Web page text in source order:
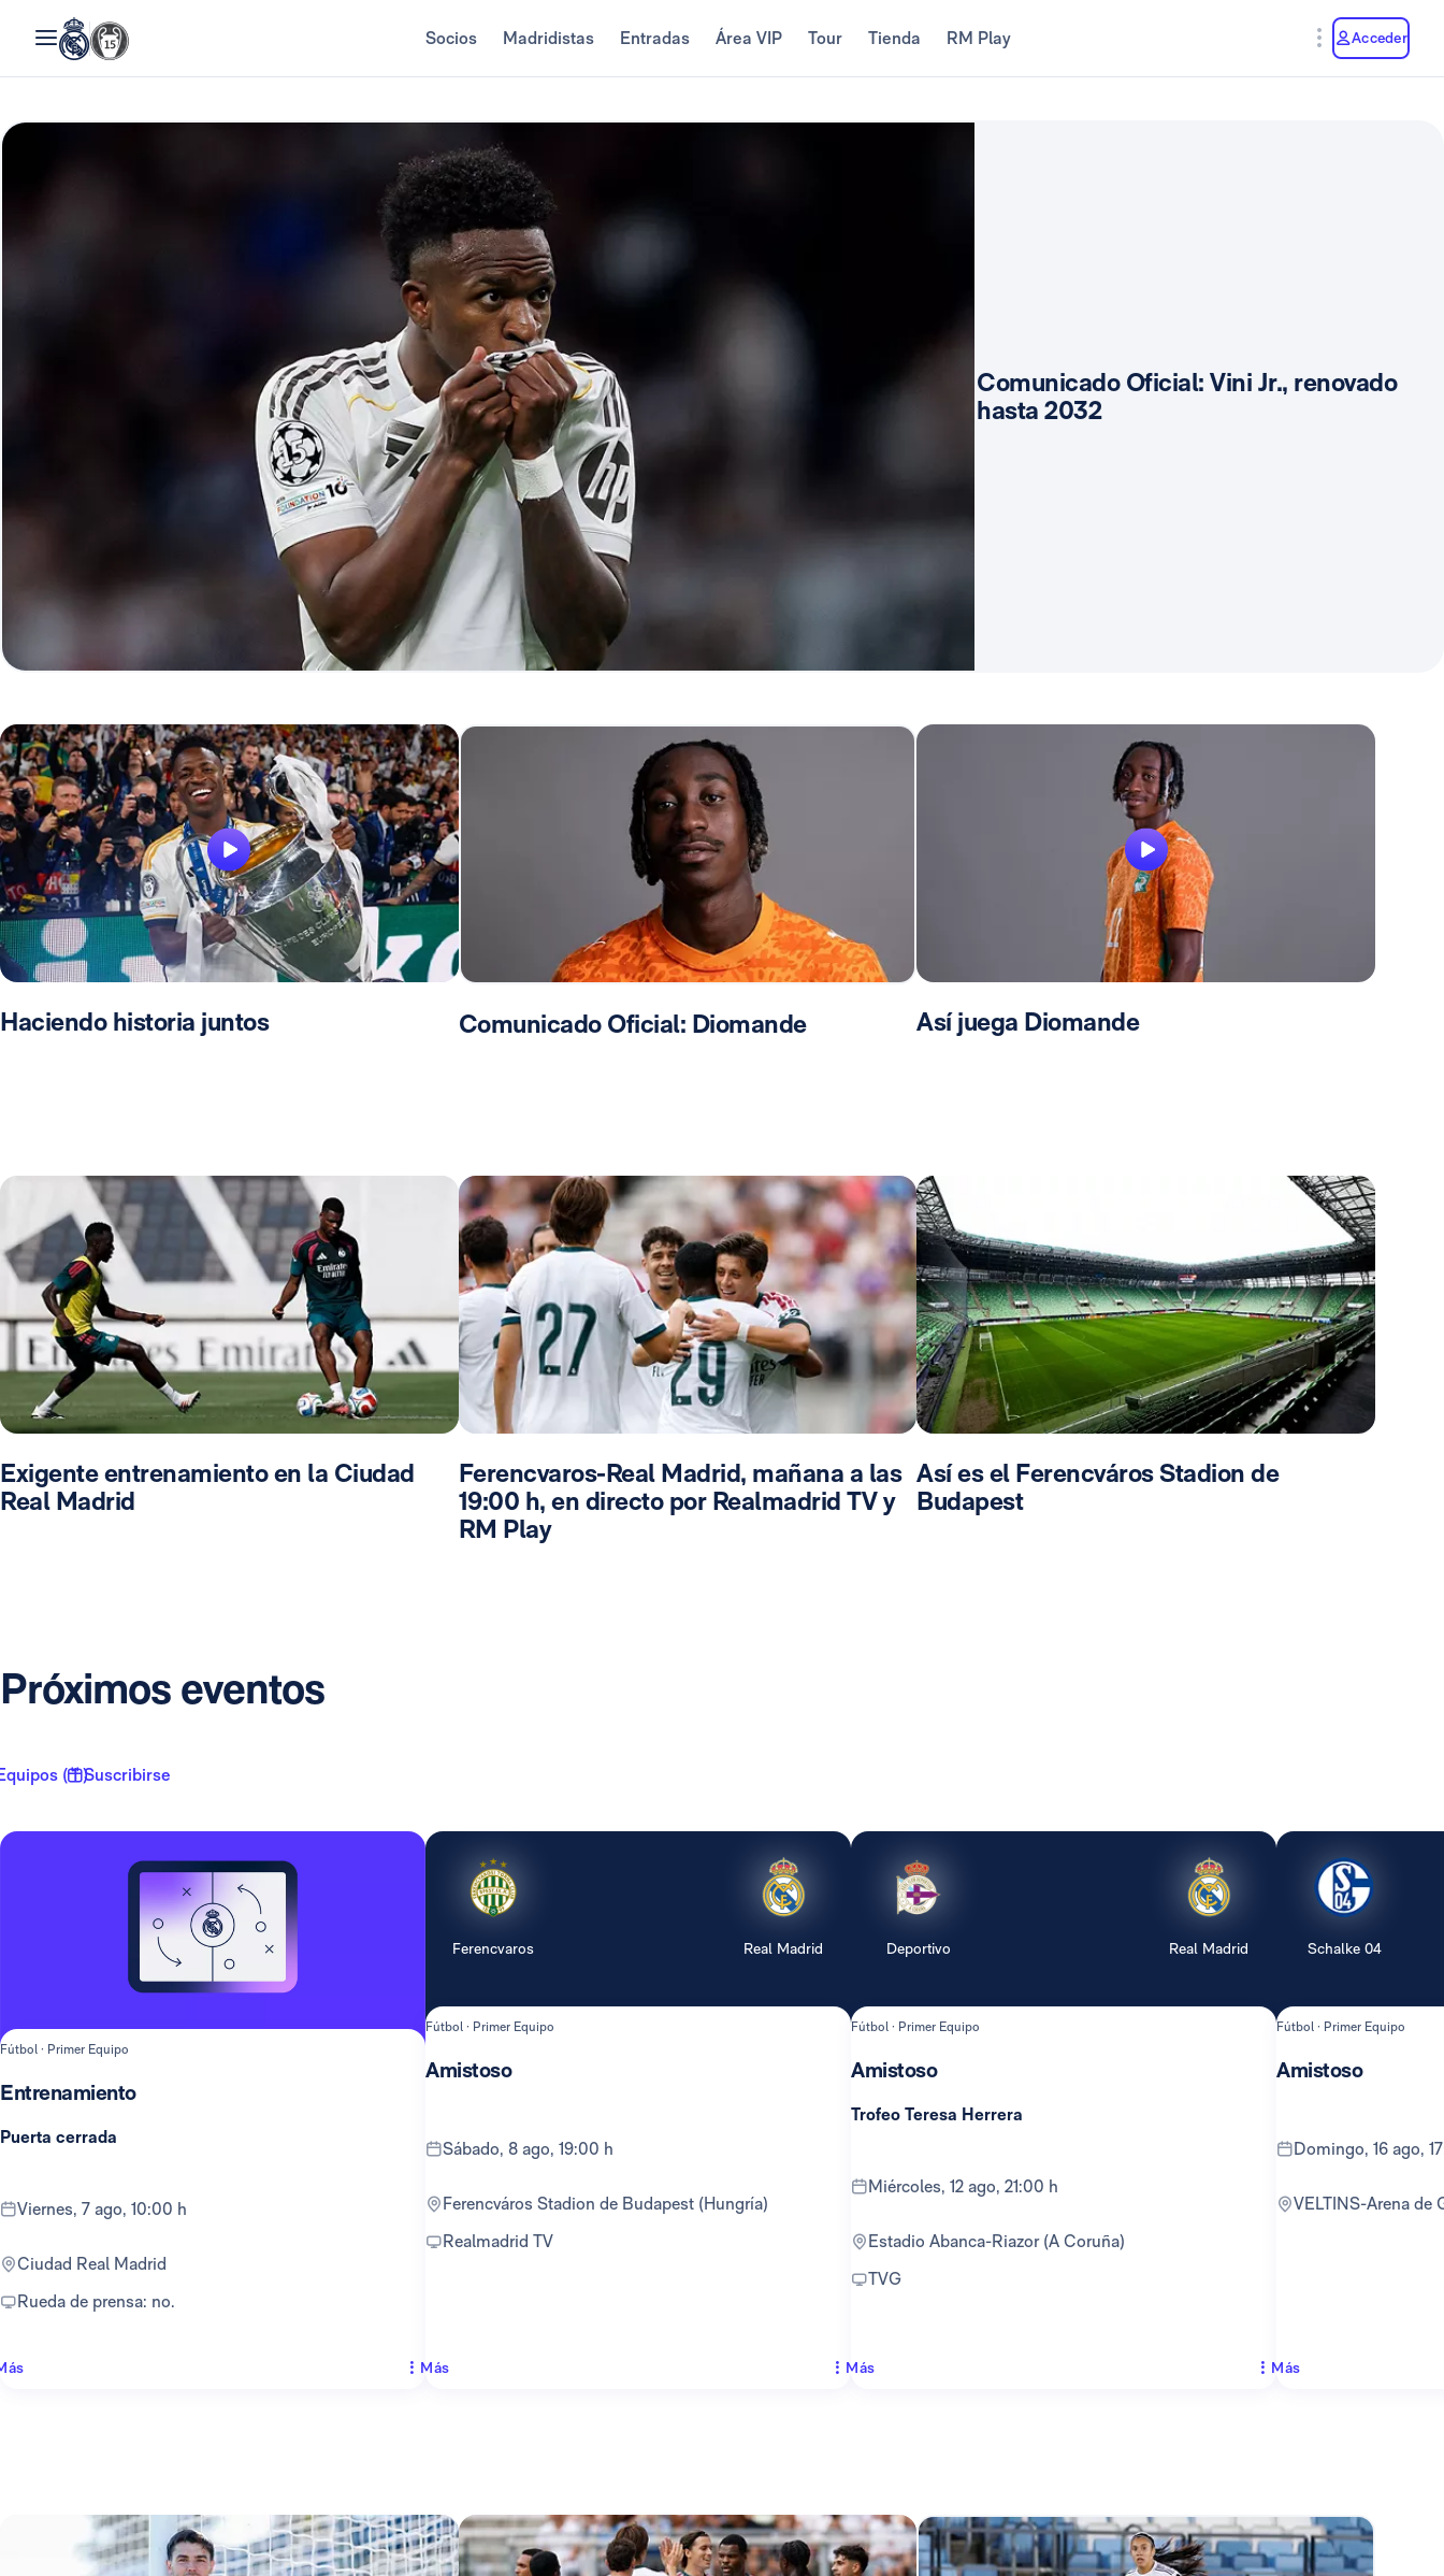
Socios Madridistas Entradas Área VIP Tour Tienda RM Play Acceder
Comunicado Oficial: Vini Jr., renovado
hasta 2032
Haciendo historia juntos Comunicado Oficial: Diomande Así juega Diomande
Exigente entrenamiento en la Ciudad
Real Madrid
Ferencvaros-Real Madrid, mañana a las
19:00 h, en directo por Realmadrid TV y
RM Play
Así es el Ferencváros Stadion de
Budapest
Próximos eventos
( 1 )Suscribirse
Fútbol · Primer Equipo
Entrenamiento
Puerta cerrada
viernes, 7 ago, 10:00 h
Ciudad Real Madrid
Rueda de prensa: no.
Ferencvaros Real Madrid
Fútbol · Primer Equipo
Amistoso
sábado, 8 ago, 19:00 h
Ferencváros Stadion de Budapest (Hungría)
Realmadrid TV
Más
Deportivo Real Madrid
Fútbol · Primer Equipo
Amistoso
Trofeo Teresa Herrera
miércoles, 12 ago, 21:00 h
Estadio Abanca-Riazor (A Coruña)
TVG
Más
Schalke 04
Fútbol · Primer Equipo
Amistoso
domingo, 16 ago,
VELTINS-Arena
Más